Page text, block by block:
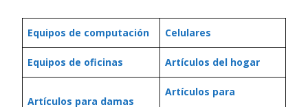
Equipos de computación Celulares
Equipos de oficinas Artículos del hogar
Artículos para damas
Artículos para